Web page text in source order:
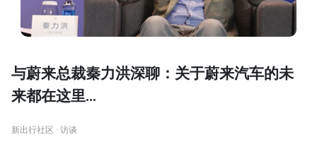
与蔚来总裁秦力洪深聊：关于蔚来汽车的未
来都在这里...
新出行社区 · 访谈